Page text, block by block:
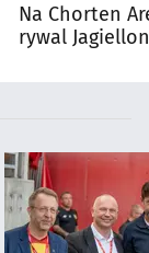
Na Chorten
rywal